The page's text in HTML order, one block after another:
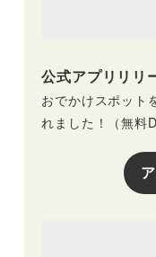
公式アプリリリ
おでかけスポット
れました！（無料